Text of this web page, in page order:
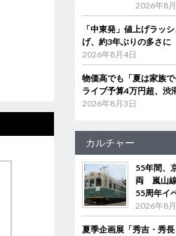
2026年8
「中東発」値上げラッ
げ、約3年ぶりの多さに
2026年8月4日
物価高でも「夏は家族
ライブ予算4万円超、渋
2026年8月3日
カルチャー
55年間、
両 嵐山線
55周年イ
2026年8
夏季企画展「秀吉・秀